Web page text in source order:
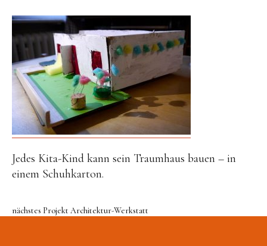
Tonwerkstatt
Farb-Werkstatt
Wir schaffen Landschaften
Handpuppen-Werkstatt
Steckentiere-Werkstatt
Architektur-Werkstatt
Ast-Tiere-Werkstatt
Alles Müll oder was?
Jedes Kita-Kind kann sein Traumhaus bauen – in
einem Schuhkarton.
nächstes Projekt Architektur-Werkstatt